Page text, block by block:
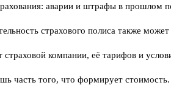
аварии и штрафы в прошлом
страхового полиса также
страховой компании, её тарифов и
часть того, что формирует